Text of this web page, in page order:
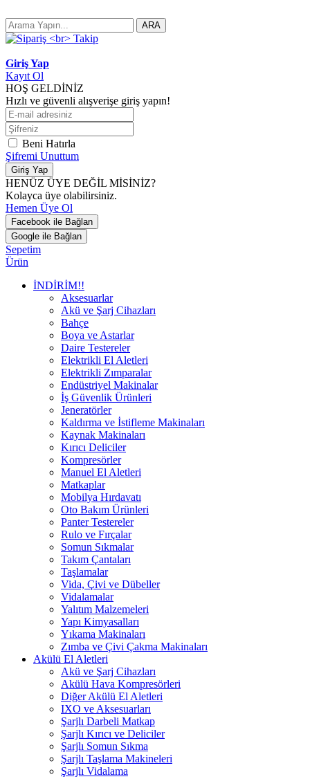
ARA
Giriş Yap
Kayıt Ol
HOŞ GELDİNİZ
Hızlı ve güvenli alışverişe giriş yapın!
Beni Hatırla
Şifremi Unuttum
Giriş Yap
HENÜZ ÜYE DEĞİL MİSİNİZ?
Kolayca üye olabilirsiniz.
Hemen Üye Ol
Facebook ile Bağlan
Google ile Bağlan
Sepetim
Ürün
İNDİRİM!!
Aksesuarlar
Akü ve Şarj Cihazları
Bahçe
Boya ve Astarlar
Daire Testereler
Elektrikli El Aletleri
Elektrikli Zımparalar
Endüstriyel Makinalar
İş Güvenlik Ürünleri
Jeneratörler
Kaldırma ve İstifleme Makinaları
Kaynak Makinaları
Kırıcı Deliciler
Kompresörler
Manuel El Aletleri
Matkaplar
Mobilya Hırdavatı
Oto Bakım Ürünleri
Panter Testereler
Rulo ve Fırçalar
Somun Sıkmalar
Takım Çantaları
Taşlamalar
Vida, Çivi ve Dübeller
Vidalamalar
Yalıtım Malzemeleri
Yapı Kimyasalları
Yıkama Makinaları
Zımba ve Çivi Çakma Makinaları
Akülü El Aletleri
Akü ve Şarj Cihazları
Akülü Hava Kompresörleri
Diğer Akülü El Aletleri
IXO ve Aksesuarları
Şarjlı Darbeli Matkap
Şarjlı Kırıcı ve Deliciler
Şarjlı Somun Sıkma
Şarjlı Taşlama Makineleri
Şarjlı Vidalama